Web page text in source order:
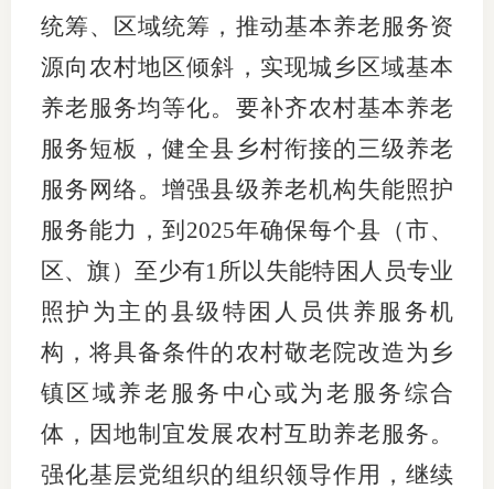
统筹、区域统筹，推动基本养老服务资
源向农村地区倾斜，实现城乡区域基本
养老服务均等化。要补齐农村基本养老
服务短板，健全县乡村衔接的三级养老
服务网络。增强县级养老机构失能照护
服务能力，到2025年确保每个县（市、
区、旗）至少有1所以失能特困人员专业
照护为主的县级特困人员供养服务机
构，将具备条件的农村敬老院改造为乡
镇区域养老服务中心或为老服务综合
体，因地制宜发展农村互助养老服务。
强化基层党组织的组织领导作用，继续